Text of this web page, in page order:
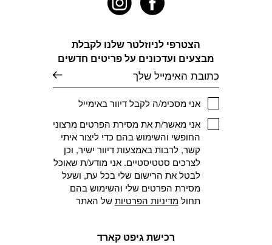
הצטרפי לניוזלטר שלנו לקבלת
מבצעים ועדכונים על פריטים חדשים
אני מסכימ/ה לקבל דיוור באימייל
אני מאשר/ת את מסירת הפרטים מרצוני
החופשי והשימוש בהם כדי ליצור איתי
קשר, לרבות באמצעות דיוור ישיר, וכן
לצרכים סטטיסטיים. אני מודע/ת שאוכל
לבטל את הרישום שלי בכל עת, ושעל
מסירת הפרטים שלי והשימוש בהם
תחולמדיניות הפרטיותשל האתר
רכישת גיפט קארד